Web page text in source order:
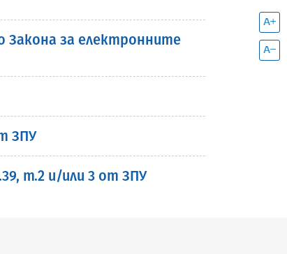
Закона за електронните
ЗПУ
т.2 и/или 3 от ЗПУ